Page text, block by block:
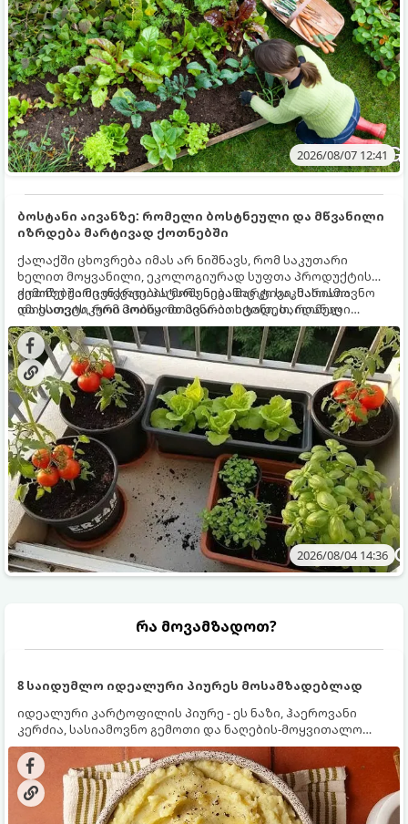
2026/08/07 12:41
ბოსტანი აივანზე: რომელი ბოსტნეული და მწვანილი
იზრდება მარტივად ქოთნებში
ქალაქში ცხოვრება იმას არ ნიშნავს, რომ საკუთარი
ხელით მოყვანილი, ეკოლოგიურად სუფთა პროდუქტის
გემოზე უარი თქვათ. პატარა აივანიც კი საკმარისია
იმისათვის, რომ მოიწყოთ მინი-ბოსტანი, საიდანაც
ყოველდღიურად ახალ, არომატულ მწვანილსა და
ბოსტნეულს მოკრეფთ.
ქოთნებში მცენარეების მოშენება მარტივი, სასიამოვნო
და ესთეტიკური ჰობია. მთავარია იცოდეთ, რომელი
კულტურები ეგუებიან ქოთნის პირობებს ყველაზე კარგად
და როგორ მოუაროთ მათ სწორად.
2026/08/04 14:36
რა მოვამზადოთ?
8 საიდუმლო იდეალური პიურეს მოსამზადებლად
იდეალური კარტოფილის პიურე - ეს ნაზი, ჰაეროვანი
კერძია, სასიამოვნო გემოთი და ნაღების-მოყვითალო
ფერით. მისი მომზადება ძალიან მარტივია, მაგრამ
არსებობს რამდენიმე საიდუმლო, რომლებიც უნდა
იცოდეთ, რომ პიურე იდეალურად გემრიელი გამოვიდეს.